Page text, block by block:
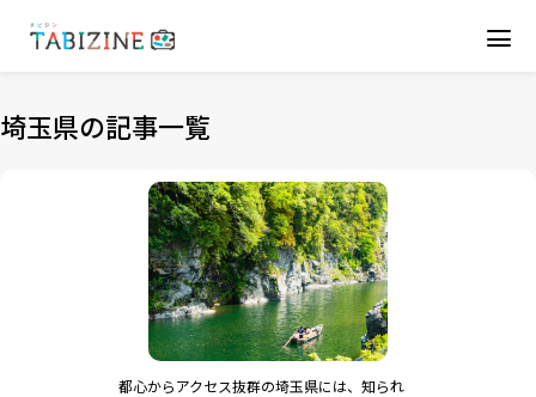
埼玉県の記事一覧
都心からアクセス抜群の埼玉県には、知られ